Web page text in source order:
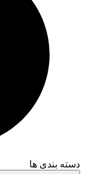
دسته بندی ها